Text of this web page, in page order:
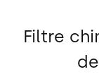
Filtre